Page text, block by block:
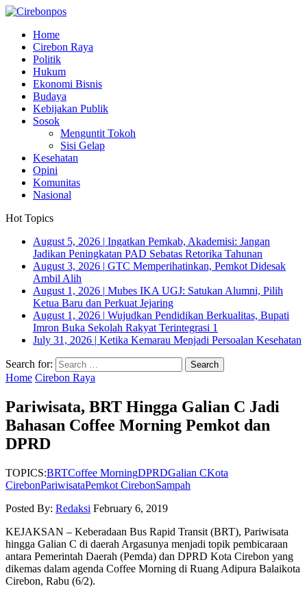
Home
Cirebon Raya
Politik
Hukum
Ekonomi Bisnis
Budaya
Kebijakan Publik
Sosok
Menguntit Tokoh
Sisi Gelap
Kesehatan
Opini
Komunitas
Nasional
Hot Topics
August 5, 2026 | Ingatkan Pemkab, Akademisi: Jangan
Jadikan Peningkatan PAD Sebatas Retorika Tahunan
August 3, 2026 | GTC Memperihatinkan, Pemkot Didesak
Ambil Alih
August 1, 2026 | Mubes IKA UGJ: Satukan Alumni, Pilih
Ketua Baru dan Perkuat Jejaring
August 1, 2026 | Wujudkan Pendidikan Berkualitas, Bupati
Imron Buka Sekolah Rakyat Terintegrasi 1
July 31, 2026 | Ketika Kemarau Menjadi Persoalan Kesehatan
Search for:
Home Cirebon Raya
Pariwisata, BRT Hingga Galian C Jadi
Bahasan Coffee Morning Pemkot dan
DPRD
TOPICS:BRTCoffee MorningDPRDGalian CKota
CirebonPariwisataPemkot CirebonSampah
Posted By: Redaksi February 6, 2019
KEJAKSAN – Keberadaan Bus Rapid Transit (BRT), Pariwisata
hingga Galian C di daerah Argasunya menjadi topik pembicaraan
antara Pemerintah Daerah (Pemda) dan DPRD Kota Cirebon yang
dikemas dalam agenda Coffee Morning di Ruang Adipura Balaikota
Cirebon, Rabu (6/2).